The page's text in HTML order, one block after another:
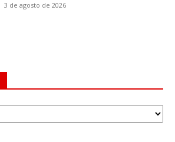
3 de agosto de 2026